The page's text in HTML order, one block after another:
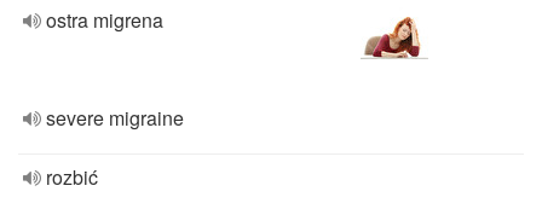
ostra migrena
severe migraine
rozbić